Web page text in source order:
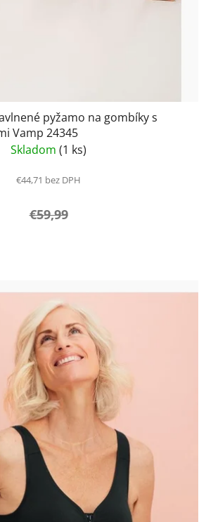
pyžamo na gombíky s
Vamp 24345
Skladom (1 ks)
€44,71 bez DPH
€59,99